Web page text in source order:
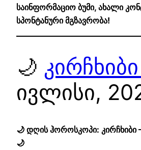
საინფორმაციო ბუმი, ახალი
სპონტანური მგზავრობა!
🌙 კირჩხიბი
ივლისი,
🌙 დღის ჰოროსკოპი: კირჩხიბი
🌙